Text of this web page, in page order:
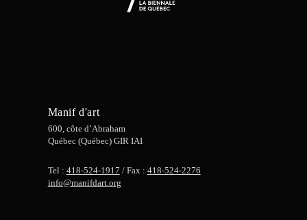
Manif d'art
600, côte d’Abraham
Québec (Québec) GIR IAI
Tel : 418-524-1917 / Fax : 418-524-2276
info@manifdart.org